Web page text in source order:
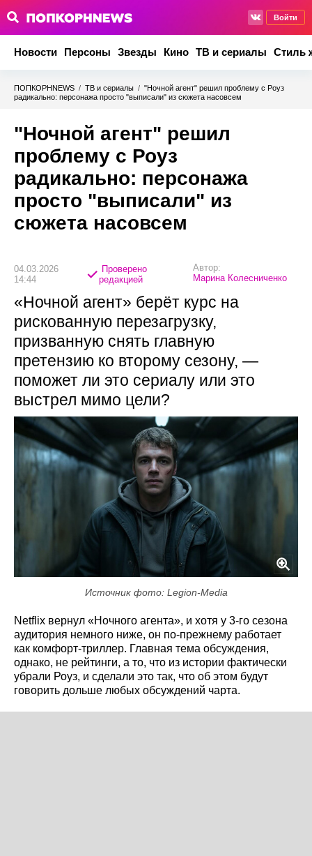
Войти
Новости Персоны Звезды Кино ТВ и сериалы Стиль
ПОПКОРНNEWS / ТВ и сериалы / "Ночной агент" решил проблему с Роуз
радикально: персонажа просто "выписали" из сюжета насовсем
"Ночной агент" решил
проблему с Роуз
радикально: персонажа
просто "выписали" из
сюжета насовсем
04.03.2026
14:44
Проверено
редакцией
Автор:
Марина Колесниченко
«Ночной агент» берёт курс на
рискованную перезагрузку,
призванную снять главную
претензию ко второму сезону, —
поможет ли это сериалу или это
выстрел мимо цели?
Источник фото: Legion-Media
Netflix вернул «Ночного агента», и хотя у 3-го сезона
аудитория немного ниже, он по‑прежнему работает
как комфорт‑триллер. Главная тема обсуждения,
однако, не рейтинги, а то, что из истории фактически
убрали Роуз, и сделали это так, что об этом будут
говорить дольше любых обсуждений чарта.